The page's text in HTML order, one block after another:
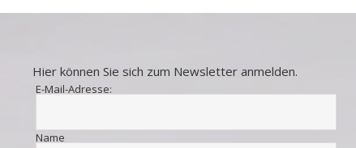
Hier können Sie sich zum Newsletter anmelden.
E-Mail-Adresse:
Name